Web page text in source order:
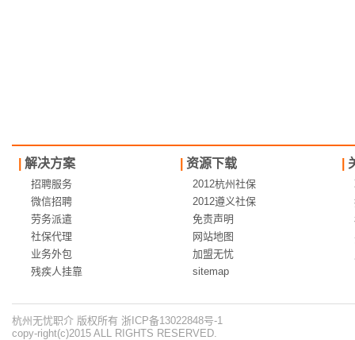
解决方案 资源下载
招聘服务
微信招聘
劳务派遣
社保代理
业务外包
残疾人挂靠
2012杭州社保
2012遵义社保
免责声明
网站地图
加盟无忧
sitemap
杭州无忧职介 版权所有 浙ICP备13022848号-1
copy-right(c)2015 ALL RIGHTS RESERVED.